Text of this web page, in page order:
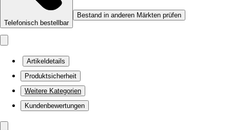
Telefonisch bestellbar
Bestand in anderen Märkten prüfen
Artikeldetails
Produktsicherheit
Weitere Kategorien
Kundenbewertungen